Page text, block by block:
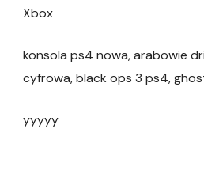
Xbox
konsola ps4 nowa, arabowie
cyfrowa, black ops 3 ps4,
yyyyy